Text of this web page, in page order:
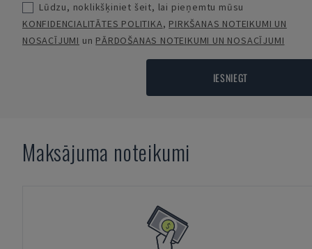
Lūdzu, noklikšķiniet šeit, lai pieņemtu mūsu
KONFIDENCIALITĀTES POLITIKA, PIRKŠANAS NOTEIKUMI UN
NOSACĪJUMI un PĀRDOŠANAS NOTEIKUMI UN NOSACĪJUMI
IESNIEGT
Maksājuma noteikumi